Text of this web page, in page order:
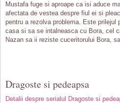
Mustafa fuge si aproape ca isi aduce
afectata de vestea despre fiul ei si
pentru a rezolva problema. Este prilejul
casa si sa se intalneasca cu Bora, cel
Nazan sa ii reziste cuceritorului Bora,
Dragoste si pedeapsa
Detalii despre serialul Dragoste si